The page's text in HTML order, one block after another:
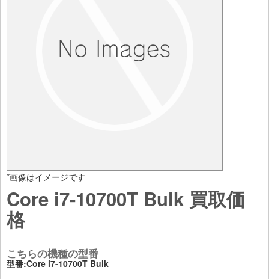
*画像はイメージです
Core i7-10700T Bulk 買取価
格
こちらの機種の型番
型番:Core i7-10700T Bulk